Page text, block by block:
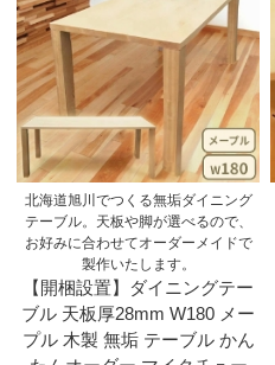
北海道旭川でつくる無垢ダイニング
テーブル。天板や脚が選べるので、
お好みに合わせてオーダーメイドで
製作いたします。
【開梱設置】ダイニングテー
ブル 天板厚28mm W180 メー
プル 木製 無垢 テーブル かん